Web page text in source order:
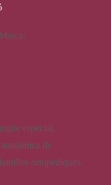
Marca:
especial,
de
ortopèdiques,